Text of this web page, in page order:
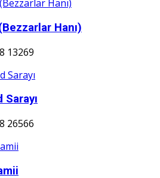
Hanı)
13269
Sarayı
26566